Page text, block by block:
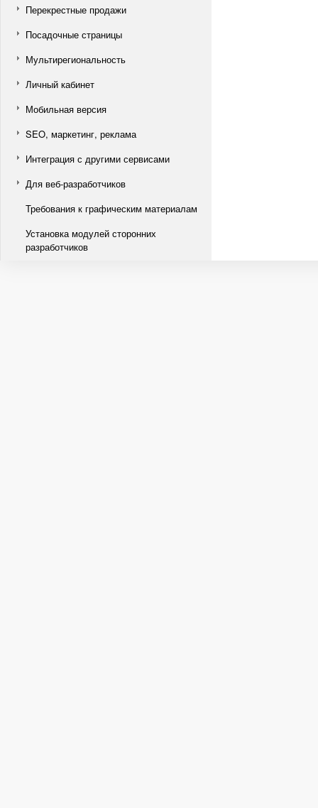
Перекрестные продажи
Посадочные страницы
Мультирегиональность
Личный кабинет
Мобильная версия
SEO, маркетинг, реклама
Интеграция с другими сервисами
Для веб-разработчиков
Требования к графическим материалам
Установка модулей сторонних
разработчиков